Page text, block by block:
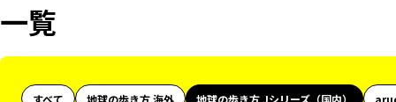
一覧
すべて 地球の歩き方 海外 地球の歩き方 Jシリーズ（国内）